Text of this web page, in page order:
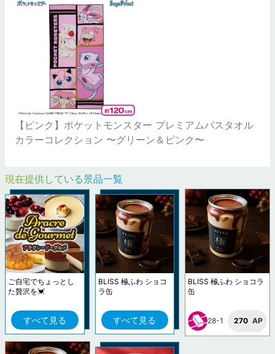
【ピンク】ポケットモンスター プレミアムバスタオル
カラーコレクション 〜グリーン＆ピンク〜
現在提供している景品一覧
ご自宅でちょっとし
た贅沢を💓
すべて見る
BLISS 極ふわ ショコ
ラ缶
すべて見る
BLISS 極ふわ ショコラ
缶
28-1 270 AP